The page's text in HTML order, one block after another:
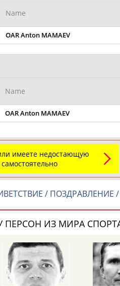
АБДРАХМАНОВ
АБДУЛЖАЛИЛОВ
спортсмене,
Герои спорта - это
Рустам
АБДУРАШИДОВ
Магомед
Элизабет
АБРААМЯН
Захария
Name
OAR Anton MAMAEV
Name
OAR Anton MAMAEV
имеете недостающую
/ ПОЗДРАВЛЕНИЕ
ПЕРСОН ИЗ МИРА